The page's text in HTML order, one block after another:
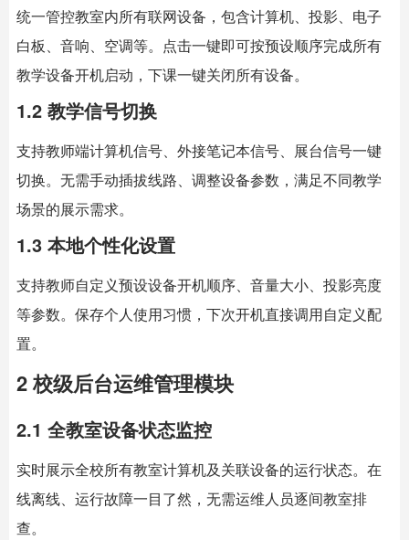
统一管控教室内所有联网设备，包含计算机、投影、电子
白板、音响、空调等。点击一键即可按预设顺序完成所有
教学设备开机启动，下课一键关闭所有设备。
1.2 教学信号切换
支持教师端计算机信号、外接笔记本信号、展台信号一键
切换。无需手动插拔线路、调整设备参数，满足不同教学
场景的展示需求。
1.3 本地个性化设置
支持教师自定义预设设备开机顺序、音量大小、投影亮度
等参数。保存个人使用习惯，下次开机直接调用自定义配
置。
2 校级后台运维管理模块
2.1 全教室设备状态监控
实时展示全校所有教室计算机及关联设备的运行状态。在
线离线、运行故障一目了然，无需运维人员逐间教室排
查。